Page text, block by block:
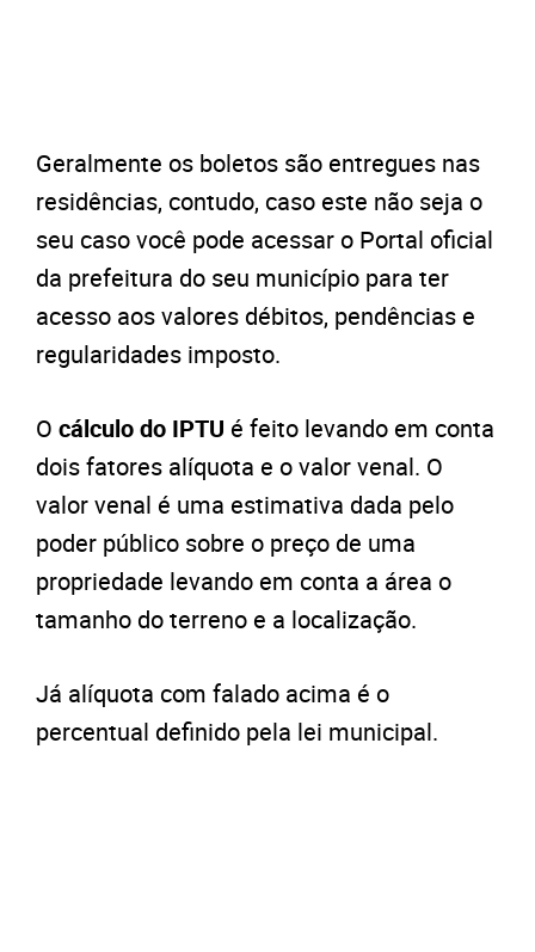
Geralmente os boletos são entregues nas
residências, contudo, caso este não seja o
seu caso você pode acessar o Portal oficial
da prefeitura do seu município para ter
acesso aos valores débitos, pendências e
regularidades imposto.
O cálculo do IPTU é feito levando em conta
dois fatores alíquota e o valor venal. O
valor venal é uma estimativa dada pelo
poder público sobre o preço de uma
propriedade levando em conta a área o
tamanho do terreno e a localização.
Já alíquota com falado acima é o
percentual definido pela lei municipal.